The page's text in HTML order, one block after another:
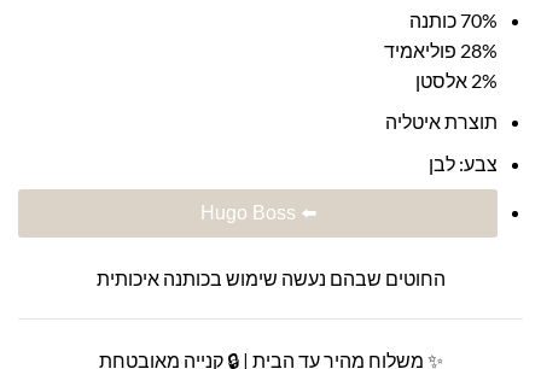
70% כותנה
28% פוליאמיד
2% אלסטן
תוצרת איטליה
צבע: לבן
⬅️ Hugo Boss
החוטים שבהם נעשה שימוש בכותנה איכותית
✨ משלוח מהיר עד הבית | 🔒 קנייה מאובטחת